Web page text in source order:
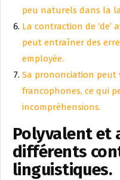
peu naturels dans la
La contraction de ‘de’
peut entraîner des
employée.
Sa prononciation peut
francophones, ce qui
incompréhensions.
Polyvalent et
différents
linguistiques.